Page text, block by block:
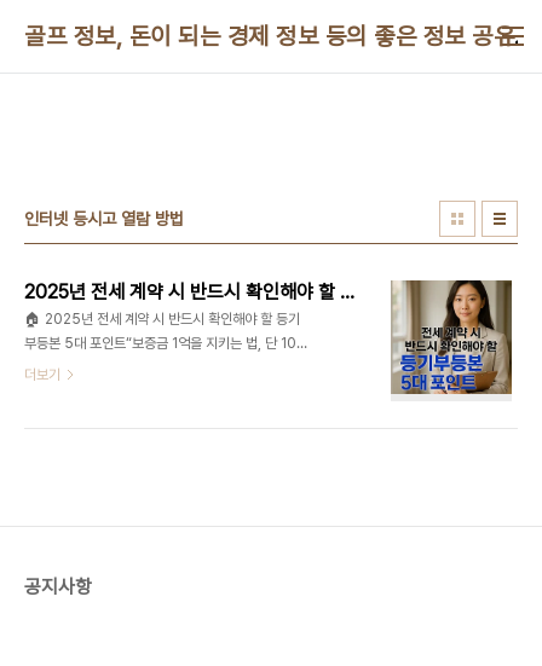
골프 정보, 돈이 되는 경제 정보 등의 좋은 정보 공유
인터넷 등시고 열람 방법
2025년 전세 계약 시 반드시 확인해야 할 등기부등본 5대 포인트
🏠 2025년 전세 계약 시 반드시 확인해야 할 등기
부등본 5대 포인트“보증금 1억을 지키는 법, 단 10
분이면 충분합니다.” ✅ 등기부등본이란?등기부등본
등본 확인 핵심 포인트 5가지항목설명체크 이유①
더보기
공지사항